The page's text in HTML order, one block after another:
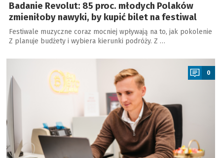
Badanie Revolut: 85 proc. młodych Polaków
zmieniłoby nawyki, by kupić bilet na festiwal
Festiwale muzyczne coraz mocniej wpływają na to, jak pokolenie
Z planuje budżety i wybiera kierunki podróży. Z …
a
0